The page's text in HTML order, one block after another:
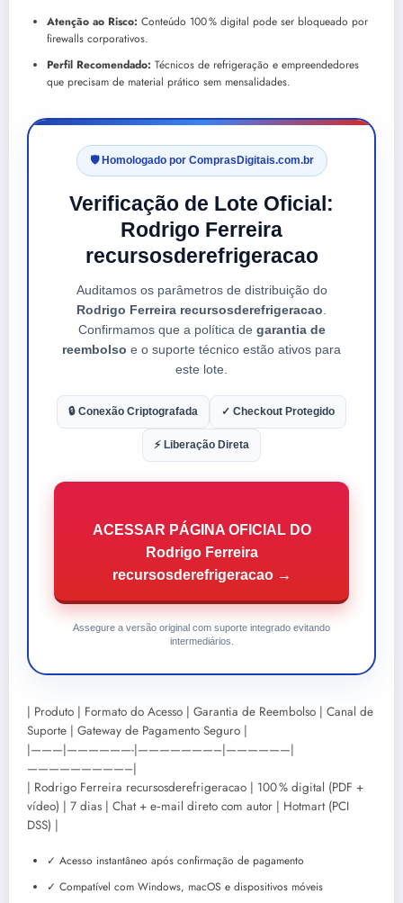
Atenção ao Risco: Conteúdo 100 % digital pode ser bloqueado por
firewalls corporativos.
Perfil Recomendado: Técnicos de refrigeração e empreendedores
que precisam de material prático sem mensalidades.
🛡️ Homologado por ComprasDigitais.com.br
Verificação de Lote Oficial:
Rodrigo Ferreira
recursosderefrigeracao
Auditamos os parâmetros de distribuição do
Rodrigo Ferreira recursosderefrigeracao.
Confirmamos que a política de garantia de
reembolso e o suporte técnico estão ativos para
este lote.
🔒 Conexão Criptografada ✓ Checkout Protegido
⚡ Liberação Direta
ACESSAR PÁGINA OFICIAL DO
Rodrigo Ferreira
recursosderefrigeracao →
Assegure a versão original com suporte integrado evitando
intermediários.
| Produto | Formato do Acesso | Garantia de Reembolso | Canal de
Suporte | Gateway de Pagamento Seguro |
|———|——————-|———————–|——————|
—————————–|
| Rodrigo Ferreira recursosderefrigeracao | 100 % digital (PDF +
vídeo) | 7 dias | Chat + e‑mail direto com autor | Hotmart (PCI
DSS) |
✓ Acesso instantâneo após confirmação de pagamento
✓ Compatível com Windows, macOS e dispositivos móveis